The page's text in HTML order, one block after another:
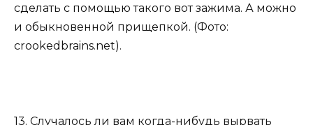
сделать с помощью такого вот зажима. А можно
и обыкновенной прищепкой. (Фото:
crookedbrains.net).
13. Случалось ли вам когда-нибудь вырвать